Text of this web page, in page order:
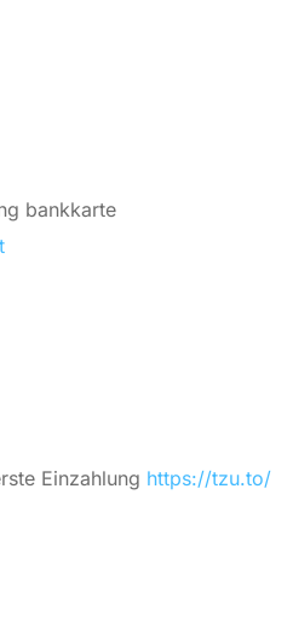
bankkarte
Einzahlung https://tzu.to/